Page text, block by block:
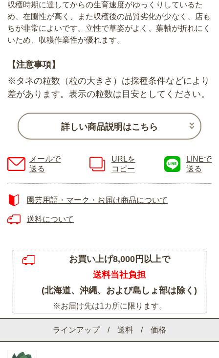
ラインアップ / 送料 / 価格
収穫時期に達してからの生育速度がゆっくりしているた
め、在圃性が高く、また収穫後の品質劣化が少なく、店も
ちが非常によいです。立性で草姿がよく、葉軸が折れにく
いため、収穫作業性が優れます。
【注意事項】
※タネの粒数（粒の大きさ）は採種条件などにより
差があります。表示の粒数は目安としてください。
詳しい商品説明はこちら
メールで
送る
URLを
コピー
LINEで
送る
園芸用語・マーク・お届け商品について
送料について
お買い上げ8,000円以上で
送料当社負担
(北海道、沖縄、および島しょ部は除く)
※お届け先は1カ所に限ります。